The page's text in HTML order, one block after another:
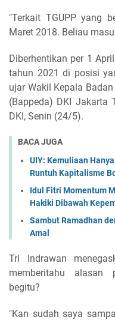
"Terkait TGUPP yang
Maret 2018. Beliau
Diberhentikan per 1
tahun 2021 di posisi
ujar Wakil Kepala
(Bappeda) DKI Jakarta
DKI, Senin (24/5).
BACA JUGA
UIY: Kemuliaan
Runtuh Kapitalisme
Idul Fitri Momentum
Hakiki Dibawah
Sambut Ramadhan
Amal
Tri Indrawan
memberitahu alasan
begitu?
"Kan sudah saya